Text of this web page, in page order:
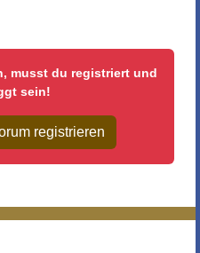
musst du registriert und
sein!
registrieren